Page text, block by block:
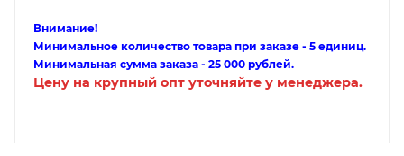
Внимание!
Минимальное количество товара при заказе - 5 единиц.
Минимальная сумма заказа - 25 000 рублей.
Цену на крупный опт уточняйте у менеджера.